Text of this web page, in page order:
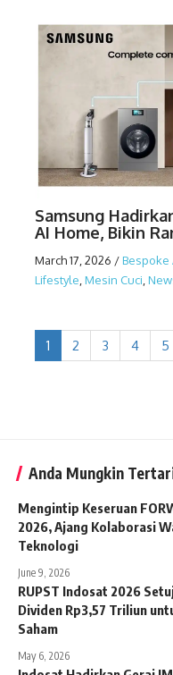
Samsung
AI Home, Bikin
March 17, 2026 /Bespoke
Lifestyle,Mesin Cuci,
1 2 3 4 5
Anda Mungkin
Mengintip Keseruan
2026, Ajang Kolaborasi
Teknologi
June 9, 2026
RUPST Indosat 2026
Dividen Rp3,57 Triliun
Saham
May 6, 2026